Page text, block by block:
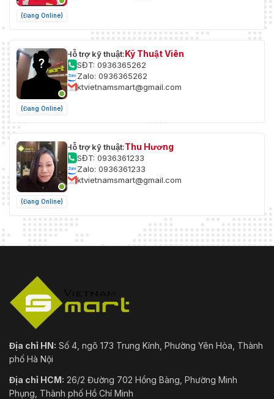
(Đang Online)
(Đang Online)
Hỗ trợ kỹ thuật:Kỹ Thuật Viên
SĐT: 0936365262
Zalo: 0936365262
ktvietnamsmart@gmail.com
(Đang Online)
Hỗ trợ kỹ thuật:Thu Hương
SĐT: 0936361233
Zalo: 0936361233
ktvietnamsmart@gmail.com
Địa chỉ HN: Số 4, ngõ 173 Trung Kính, Phường Yên Hòa, Thành
phố Hà Nội
Địa chỉ HCM: 26/2 Đường 702 Hồng Bàng, Phường Minh
Phụng, Thành phố Hồ Chí Minh